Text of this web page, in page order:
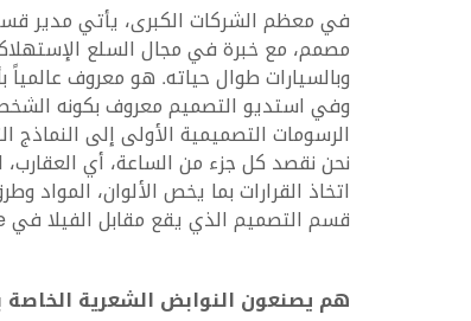
مصمم، مع خبرة في مجال السلع
وبالسيارات طوال حياته. هو معروف
وفي استديو التصميم معروف بكونه
الرسومات التصميمية الأولى إلى النماذج
نحن نقصد كل جزء من الساعة، أي العقارب،
اتخاذ القرارات بما يخص الألوان،
قسم التصميم الذي يقع مقابل الفيلا في Le Locle، تفصل بينهما الطريق.
هم يصنعون النوابض الشعرية